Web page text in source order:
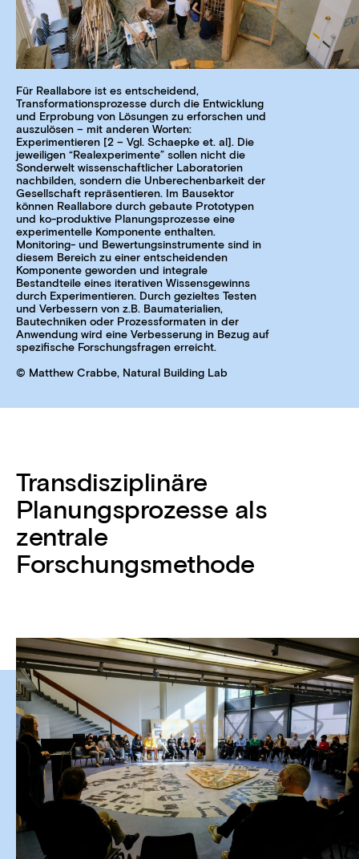
Für Reallabore ist es entscheidend,
Transformationsprozesse durch die Entwicklung
und Erprobung von Lösungen zu erforschen und
auszulösen – mit anderen Worten:
Experimentieren [2 – Vgl. Schaepke et. al]. Die
jeweiligen “Realexperimente” sollen nicht die
Sonderwelt wissenschaftlicher Laboratorien
nachbilden, sondern die Unberechenbarkeit der
Gesellschaft repräsentieren. Im Bausektor
können Reallabore durch gebaute Prototypen
und ko-produktive Planungsprozesse eine
experimentelle Komponente enthalten.
Monitoring- und Bewertungsinstrumente sind in
diesem Bereich zu einer entscheidenden
Komponente geworden und integrale
Bestandteile eines iterativen Wissensgewinns
durch Experimentieren. Durch gezieltes Testen
und Verbessern von z.B. Baumaterialien,
Bautechniken oder Prozessformaten in der
Anwendung wird eine Verbesserung in Bezug auf
spezifische Forschungsfragen erreicht.
© Matthew Crabbe, Natural Building Lab
Transdisziplinäre
Planungsprozesse als
zentrale
Forschungsmethode